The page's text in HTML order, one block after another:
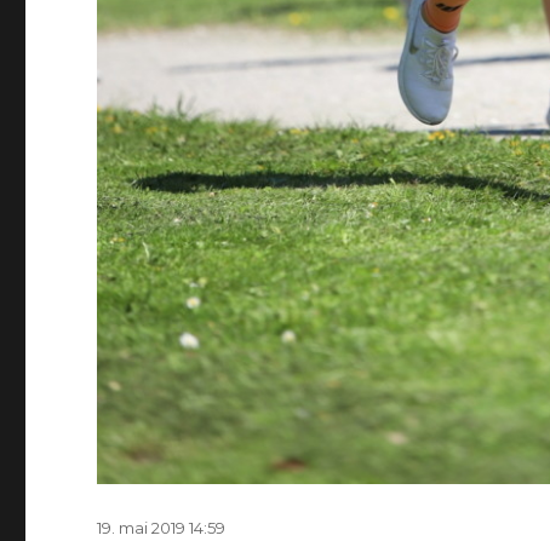
Postitatud
19. mai 2019 14:59